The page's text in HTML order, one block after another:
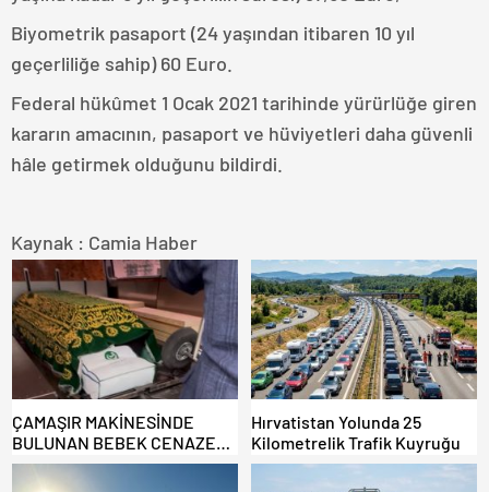
Biyometrik pasaport (24 yaşından itibaren 10 yıl
geçerliliğe sahip) 60 Euro.
Federal hükûmet 1 Ocak 2021 tarihinde yürürlüğe giren
kararın amacının, pasaport ve hüviyetleri daha güvenli
hâle getirmek olduğunu bildirdi.
Kaynak : Camia Haber
ÇAMAŞIR MAKİNESİNDE
BULUNAN BEBEK CENAZESİ
ŞOK ETTİ
Hırvatistan Yolunda 25
Kilometrelik Trafik Kuyruğu